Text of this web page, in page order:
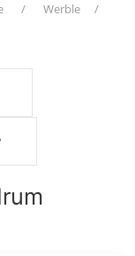
Werble